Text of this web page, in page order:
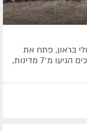
בראון, פתח את
שעריו ל־117 ילדים שיחוו קיץ חסידי ועוצמתי. החניכים הגיעו מ־7 מדינות,